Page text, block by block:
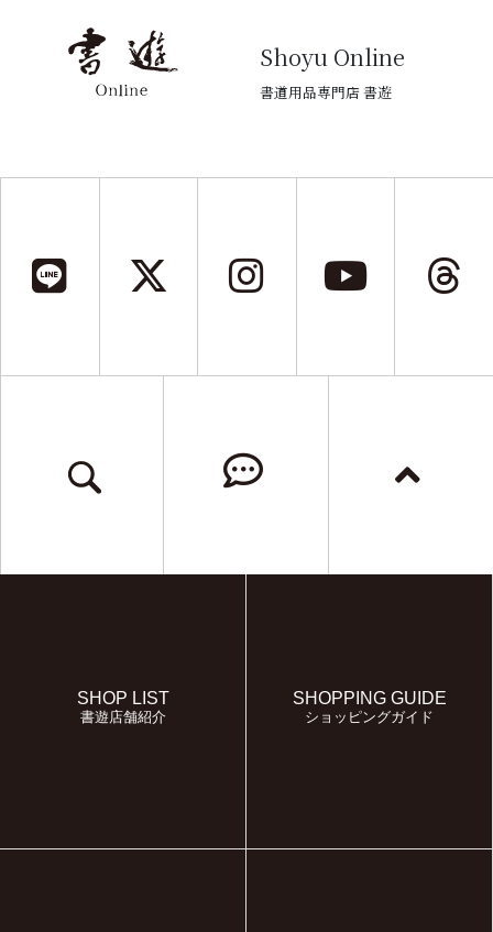
Shoyu Online
書道用品専門店 書遊
SHOP LIST
書遊店舗紹介
SHOPPING GUIDE
ショッピングガイド